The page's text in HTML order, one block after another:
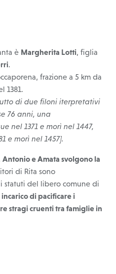
è Margherita Lotti, figlia
.
frazione a 5 km da
1381.
di due filoni iterpretativi
76 anni, una
nel 1371 e morì nel 1447,
e morì nel 1457].
Antonio e Amata svolgono la
di Rita sono
statuti del libero comune di
incarico di pacificare i
stragi cruenti tra famiglie in